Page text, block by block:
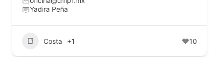
Yadira Peña
Costa +1 10